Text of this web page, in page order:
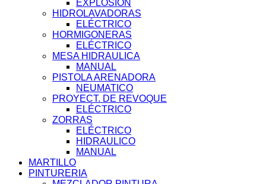
EXPLOSIÓN
HIDROLAVADORAS
ELÉCTRICO
HORMIGONERAS
ELÉCTRICO
MESA HIDRAULICA
MANUAL
PISTOLA ARENADORA
NEUMATICO
PROYECT. DE REVOQUE
ELÉCTRICO
ZORRAS
ELÉCTRICO
HIDRAULICO
MANUAL
MARTILLO
PINTURERIA